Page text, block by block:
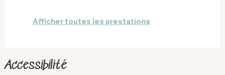
Afficher toutes les prestations
Accessibilité